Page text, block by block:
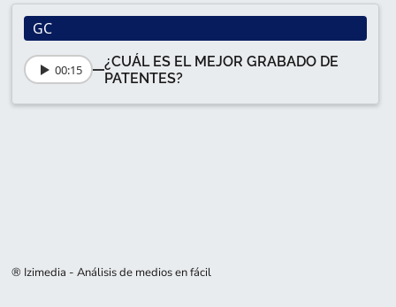
GC
00:15
¿CUÁL ES EL MEJOR GRABADO DE
PATENTES?
® Izimedia - Análisis de medios en fácil